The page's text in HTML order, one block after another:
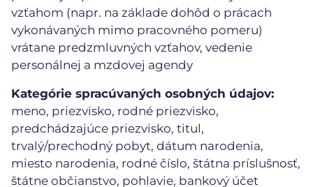
vzťahom (napr. na základe dohôd o prácach
vykonávaných mimo pracovného pomeru)
vrátane predzmluvných vzťahov, vedenie
personálnej a mzdovej agendy
Kategórie spracúvaných osobných údajov:
meno, priezvisko, rodné priezvisko,
predchádzajúce priezvisko, titul,
trvalý/prechodný pobyt, dátum narodenia,
miesto narodenia, rodné číslo, štátna príslušnosť,
štátne občianstvo, pohlavie, bankový účet